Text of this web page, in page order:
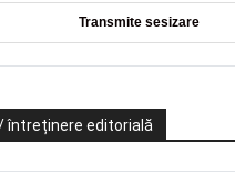
Transmite sesizare
întreținere editorială